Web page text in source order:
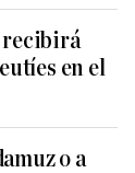
recibirá
en el
o a